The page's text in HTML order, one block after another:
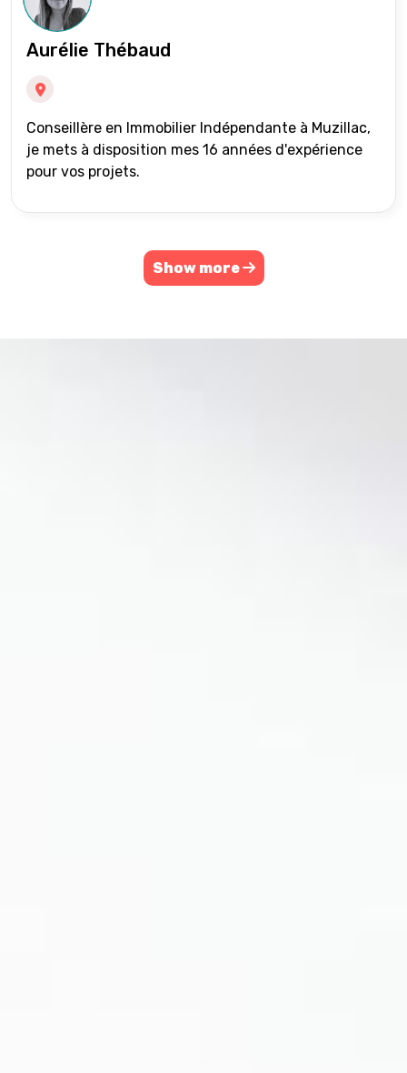
Aurélie Thébaud
Conseillère en Immobilier Indépendante à Muzillac,
je mets à disposition mes 16 années d'expérience
pour vos projets.
Show more